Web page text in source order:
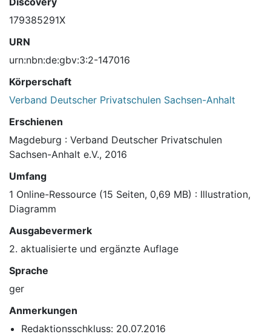
179385291X
URN
urn:nbn:de:gbv:3:2-147016
Körperschaft
Verband Deutscher Privatschulen Sachsen-Anhalt
Erschienen
Magdeburg : Verband Deutscher Privatschulen
Sachsen-Anhalt e.V., 2016
Umfang
1 Online-Ressource (15 Seiten, 0,69 MB) : Illustration,
Diagramm
Ausgabevermerk
2. aktualisierte und ergänzte Auflage
Sprache
ger
Anmerkungen
Redaktionsschkluss: 20.07.2016